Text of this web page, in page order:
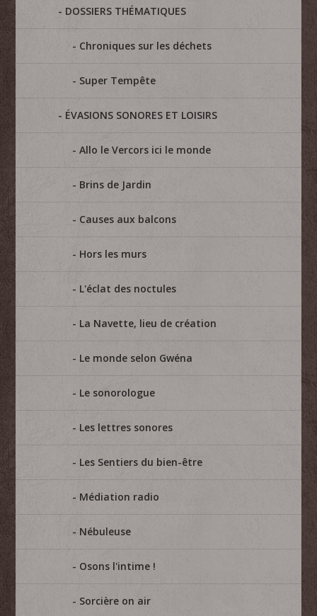
DOSSIERS THÉMATIQUES
Chroniques sur les déchets
Super Tempête
ÉVASIONS SONORES ET LOISIRS
Allo le Vercors ici le monde
Brins de Jardin
Causes aux balcons
Hors les murs
L'éclat des noctules
La Navette, lieu de création
Le monde selon Gwéna
Le sonorologue
Les lettres sonores
Les Sentiers du bien-être
Médiation radio
Nébuleuse
Osons l'intime !
Sorcière on air